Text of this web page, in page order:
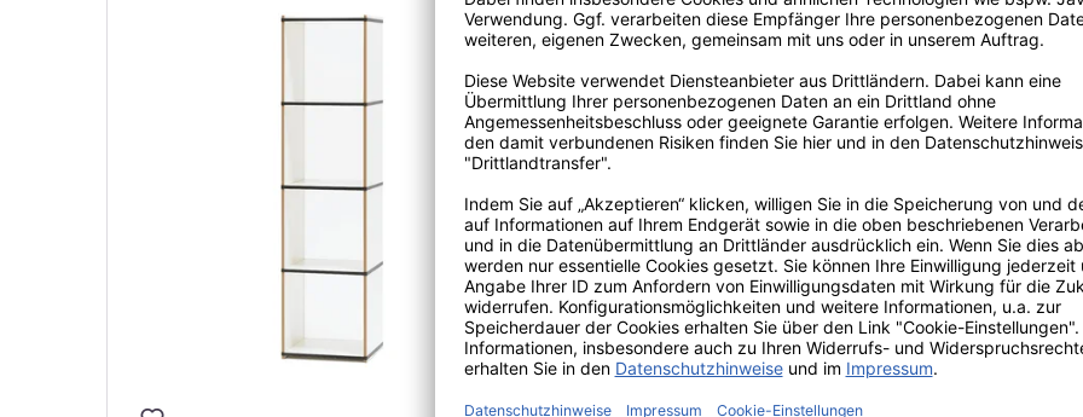
Tojo Bieg Bücherregal
ab 170,00 €* UVP: 189,00 €*